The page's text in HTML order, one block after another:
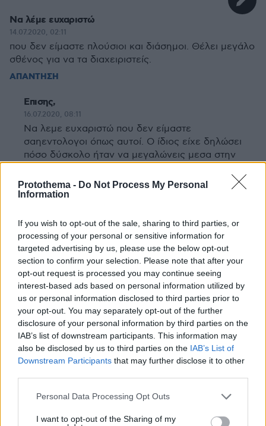
Protothema - Do Not Process My Personal
Information
If you wish to opt-out of the sale, sharing to third parties, or
processing of your personal or sensitive information for
targeted advertising by us, please use the below opt-out
section to confirm your selection. Please note that after your
opt-out request is processed you may continue seeing
interest-based ads based on personal information utilized by
us or personal information disclosed to third parties prior to
your opt-out. You may separately opt-out of the further
disclosure of your personal information by third parties on the
IAB’s list of downstream participants. This information may
also be disclosed by us to third parties on the IAB’s List of
Downstream Participants that may further disclose it to other
Please note that this website/app uses one or more Google
not limited to your visit or usage behaviour. You may click to
Personal Data Processing Opt Outs
I want to opt-out of the Sharing of my
Να λέμε ευχαριστώ
14.07.2020, 02:11
που δεν είμαστε πλούσιοι και διάσημοι. Θέλει μεγάλο
σθένος για να τα διαχειριστείς.
ΑΠΑΝΤΗΣΗ
Επισης,
16.07.2020, 08:11
Να λεμε ευχαριστώ που δεν είμαστε
σαηεντολογοι όπως αυτοί. Ο ίδιος είχε δηλώσει
πόσο δύσκολο ήταν να μεγαλώνεις μεσα στην
ΑΠΑΝΤΗΣΗ
Κίτσος
13.07.2020, 11:31
Έτσι είναι τα ψυχολογικά..... Δεν διαχωρίζουν
πλούσιους και φτωχούς ούτε γνωστούς και
άγνωστους, εισκεπτονται αδιακρίτως...
ΑΠΑΝΤΗΣΗ
13.7
13.07.2020, 11:29
Δυστυχισμένα παιδιά, γεννούν δυστυχισμένα παιδιά..
13.07.2020, 11:13